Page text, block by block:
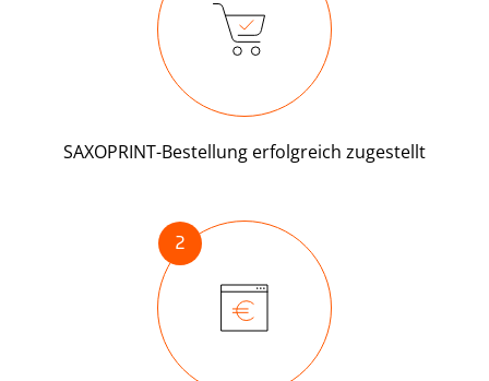
SAXOPRINT-Bestellung erfolgreich zugestellt
2